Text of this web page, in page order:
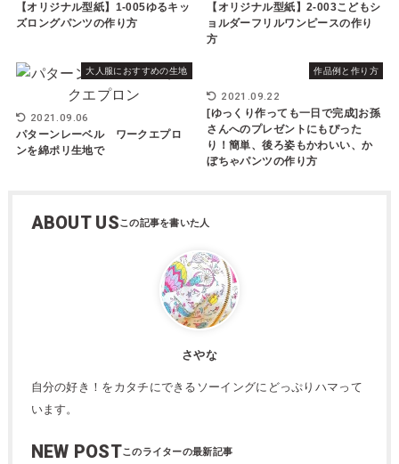
【オリジナル型紙】1-005ゆるキッ
ズロングパンツの作り方
【オリジナル型紙】2-003こどもシ
ョルダーフリルワンピースの作り
方
大人服におすすめの生地
2021.09.06
パターンレーベル ワークエプロ
ンを綿ポリ生地で
作品例と作り方
2021.09.22
[ゆっくり作っても一日で完成]お孫
さんへのプレゼントにもぴった
り！簡単、後ろ姿もかわいい、か
ぼちゃパンツの作り方
ABOUT US
さやな
自分の好き！をカタチにできるソーイングにどっぷりハマって
います。
NEW POST